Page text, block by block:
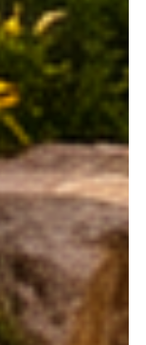
1434.46 €
1434.46€
1434.46€
1434.34 €